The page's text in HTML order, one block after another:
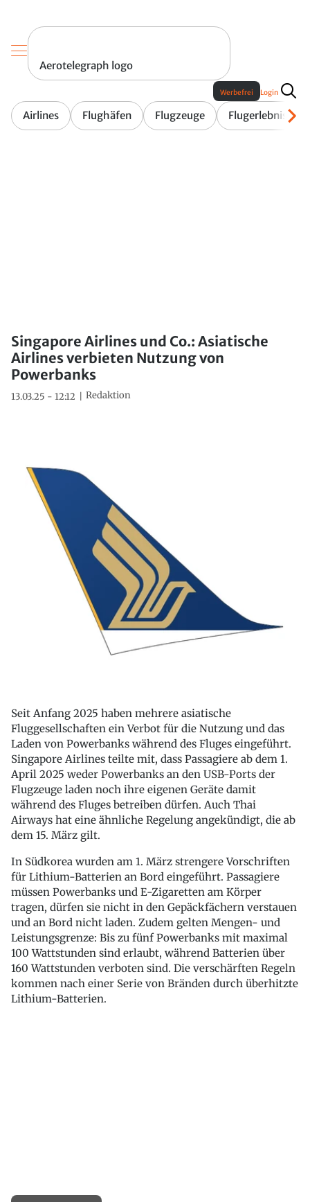
Aerotelegraph logo
Airlines Flughäfen Flugzeuge Flugerlebnis
Werbefrei Login
Singapore Airlines und Co.: Asiatische
Airlines verbieten Nutzung von
Powerbanks
13.03.25 - 12:12 Redaktion
Seit Anfang 2025 haben mehrere asiatische
Fluggesellschaften ein Verbot für die Nutzung und das
Laden von Powerbanks während des Fluges eingeführt.
Singapore Airlines teilte mit, dass Passagiere ab dem 1.
April 2025 weder Powerbanks an den USB-Ports der
Flugzeuge laden noch ihre eigenen Geräte damit
während des Fluges betreiben dürfen. Auch Thai
Airways hat eine ähnliche Regelung angekündigt, die ab
dem 15. März gilt.
In Südkorea wurden am 1. März strengere Vorschriften
für Lithium-Batterien an Bord eingeführt. Passagiere
müssen Powerbanks und E-Zigaretten am Körper
tragen, dürfen sie nicht in den Gepäckfächern verstauen
und an Bord nicht laden. Zudem gelten Mengen- und
Leistungsgrenze: Bis zu fünf Powerbanks mit maximal
100 Wattstunden sind erlaubt, während Batterien über
160 Wattstunden verboten sind. Die verschärften Regeln
kommen nach einer Serie von Bränden durch überhitzte
Lithium-Batterien.